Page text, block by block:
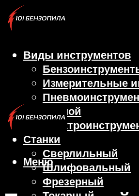
Виды инструментов
Измерительные
Ручной
Станки
Сверлильный
Шлифовальный
Фрезерный
Меню